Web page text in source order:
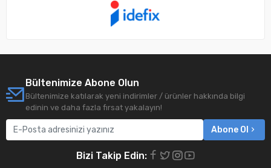
Bültenimize Abone Olun
Bültenimize katılarak yeni indirimler / ürünler hakkında bilgi
edinin ve daha fazla fırsat yakalayın!
Abone Ol
Bizi Takip Edin: